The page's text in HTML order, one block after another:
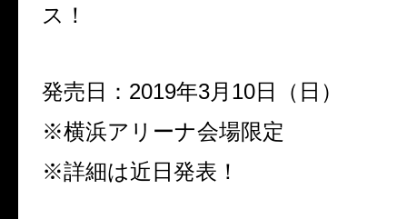
ス！
発売日： 2019年3月 10日（日）
※横浜アリーナ会場限定
※詳細は近日発表！